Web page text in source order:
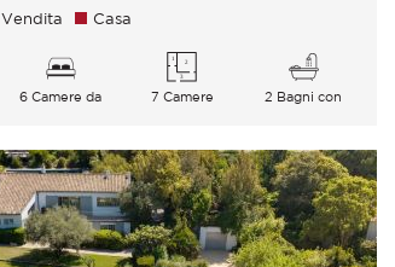
Vendita Casa
6 Camere da
7 Camere
2 Bagni con